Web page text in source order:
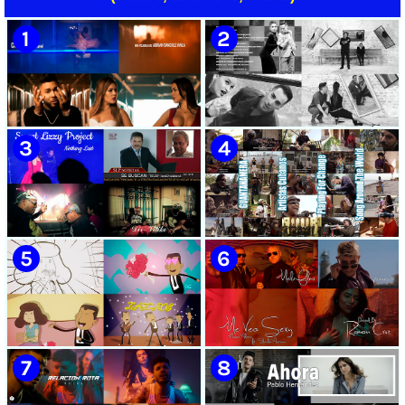
Pérez | Bis Music | Videoclip |
Música Tradicional Bailable
Cubana | Rumba | Artistas
Cubanos | Canción | CUBA
Productor: Julio Alayon |
Videoclip | Música Cubana |
Artistas Cubanos | Canción |
CUBA
🟡 Chacal - ¨No Volveré¨ -
Videoclip - Dirección: Adrián
Sánchez Ávila
🟡 Adrián Berazaín & Luna
Manzanares - ¨Ya es
después¨ - Videoclip -
Dirección: Lester Hamlet
🟡 Sweet Lizzy Project -
¨Nothing Lasts¨ - Videoclip -
Dirección: Víctor Vinuesa
(Vitiko)
🟡 75 Artistas Cubanos
¨Guantanamera¨ - Playing
For Change - Song Around
The World